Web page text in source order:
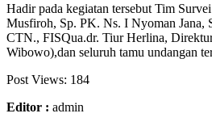
Hadir pada kegiatan tersebut Tim
Musfiroh, Sp. PK. Ns. I Nyoman Jana,
CTN., FISQua.dr. Tiur Herlina,
Wibowo),dan seluruh tamu undangan
Post Views: 184
Editor : admin